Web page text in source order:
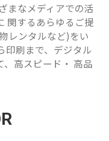
まなメディアでの活
関するあらゆるご提
レンタルなど)をい
印刷まで、デジタル
高スピード・ 高品